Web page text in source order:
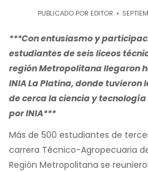
PUBLICADO POR EDITOR
***Con entusiasmo y
estudiantes de seis liceos
región Metropolitana llegaron
INIA La Platina, donde
de cerca la ciencia y
por INIA***
Más de 500 estudiantes de
carrera Técnico-Agropecuaria
Región Metropolitana se